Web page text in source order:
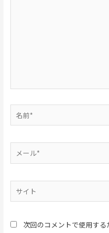
次回のコメントで使用す